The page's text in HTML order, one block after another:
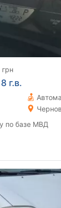
г.в.
по базе МВД